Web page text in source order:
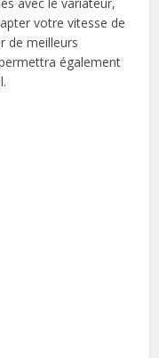
votre vitesse de
de meilleurs
également